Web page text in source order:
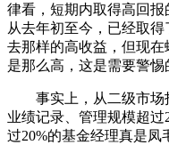
律看，短期内取得高回
从去年初至今，已经取
去那样的高收益，但现
是那么高，这是需要警惕
事实上，从二级市场
业绩记录、管理规模超过
过20%的基金经理真是